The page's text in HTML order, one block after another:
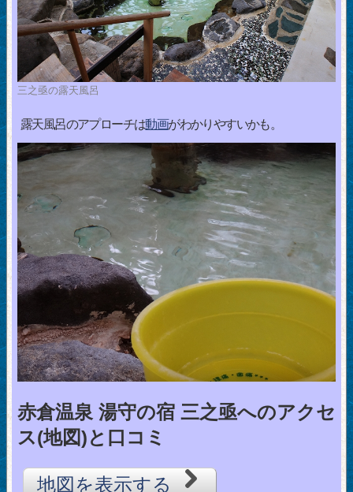
三之亟の露天風呂
露天風呂のアプローチは動画がわかりやすいかも。
赤倉温泉 湯守の宿 三之亟へのアクセ
ス(地図)と口コミ
地図を表示する